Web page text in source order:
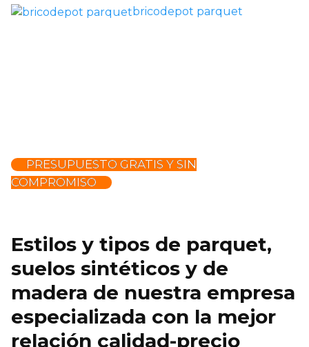
bricodepot parquet
PRESUPUESTO GRATIS Y SIN
COMPROMISO
Estilos y tipos de parquet,
suelos sintéticos y de
madera de nuestra empresa
especializada con la mejor
relación calidad-precio